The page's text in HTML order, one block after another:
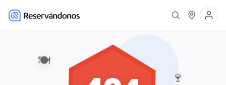
🍽️
🍷